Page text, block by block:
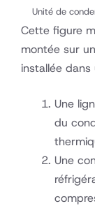
Unité de
Cette figure
montée sur
installée
Une
du
Une